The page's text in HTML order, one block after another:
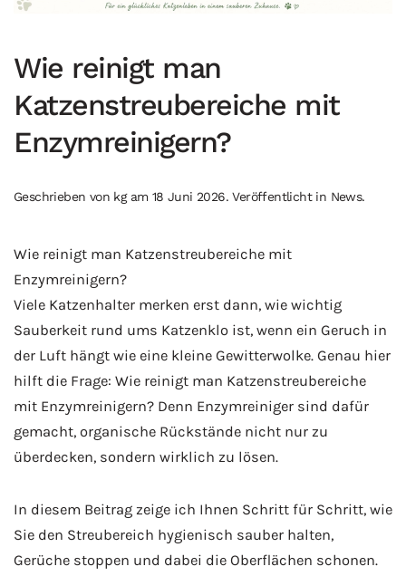
Wie reinigt man
Katzenstreubereiche mit
Enzymreinigern?
Geschrieben von kgam 18 Juni 2026. Veröffentlicht in News.
Wie reinigt man Katzenstreubereiche mit
Enzymreinigern?
Viele Katzenhalter merken erst dann, wie wichtig
Sauberkeit rund ums Katzenklo ist, wenn ein Geruch in
der Luft hängt wie eine kleine Gewitterwolke. Genau hier
hilft die Frage: Wie reinigt man Katzenstreubereiche
mit Enzymreinigern? Denn Enzymreiniger sind dafür
gemacht, organische Rückstände nicht nur zu
überdecken, sondern wirklich zu lösen.
In diesem Beitrag zeige ich Ihnen Schritt für Schritt, wie
Sie den Streubereich hygienisch sauber halten,
Gerüche stoppen und dabei die Oberflächen schonen.